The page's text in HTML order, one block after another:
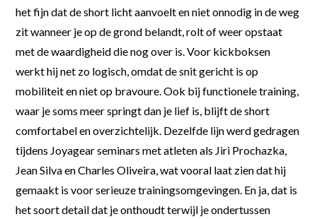
het fijn dat de short licht aanvoelt en niet onnodig in de weg
zit wanneer je op de grond belandt, rolt of weer opstaat
met de waardigheid die nog over is. Voor kickboksen
werkt hij net zo logisch, omdat de snit gericht is op
mobiliteit en niet op bravoure. Ook bij functionele training,
waar je soms meer springt dan je lief is, blijft de short
comfortabel en overzichtelijk. Dezelfde lijn werd gedragen
tijdens Joyagear seminars met atleten als Jiri Prochazka,
Jean Silva en Charles Oliveira, wat vooral laat zien dat hij
gemaakt is voor serieuze trainingsomgevingen. En ja, dat is
het soort detail dat je onthoudt terwijl je ondertussen